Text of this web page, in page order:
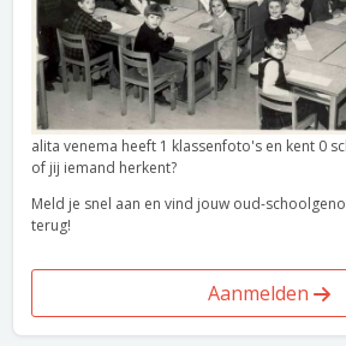
alita venema heeft 1 klassenfoto's en kent 0
of jij iemand herkent?
Meld je snel aan en vind jouw oud-
terug!
Aanmelden